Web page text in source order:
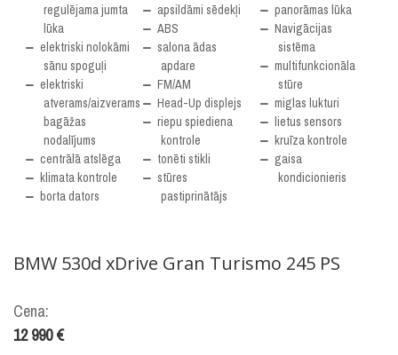
regulējama jumta
lūka
elektriski nolokāmi
sānu spoguļi
elektriski
atverams/aizverams
bagāžas
nodalījums
centrālā atslēga
klimata kontrole
borta dators
apsildāmi sēdekļi
ABS
salona ādas
apdare
FM/AM
Head-Up displejs
riepu spiediena
kontrole
tonēti stikli
stūres
pastiprinātājs
panorāmas lūka
Navigācijas
sistēma
multifunkcionāla
stūre
miglas lukturi
lietus sensors
kruīza kontrole
gaisa
kondicionieris
BMW 530d xDrive Gran Turismo 245 PS
Cena:
12 990 €